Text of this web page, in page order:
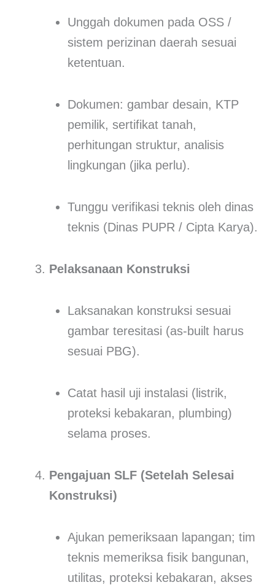
Unggah dokumen pada OSS /
sistem perizinan daerah sesuai
ketentuan.
Dokumen: gambar desain, KTP
pemilik, sertifikat tanah,
perhitungan struktur, analisis
lingkungan (jika perlu).
Tunggu verifikasi teknis oleh dinas
teknis (Dinas PUPR / Cipta Karya).
Pelaksanaan Konstruksi
Laksanakan konstruksi sesuai
gambar teresitasi (as-built harus
sesuai PBG).
Catat hasil uji instalasi (listrik,
proteksi kebakaran, plumbing)
selama proses.
Pengajuan SLF (Setelah Selesai
Konstruksi)
Ajukan pemeriksaan lapangan; tim
teknis memeriksa fisik bangunan,
utilitas, proteksi kebakaran, akses